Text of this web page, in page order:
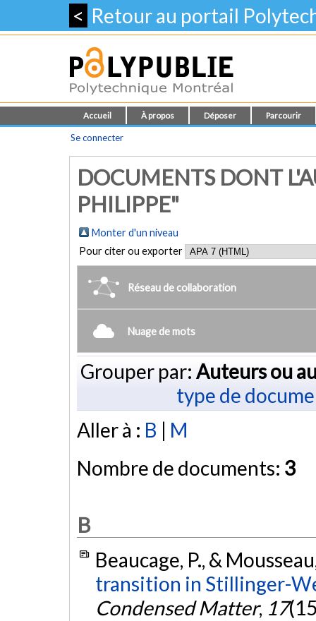
< Retour au portail
Accueil À propos Déposer Parcourir
Se connecter
DOCUMENTS DONT
PHILIPPE"
Monter d'un niveau
Pour citer ou exporter
Réseau de collaboration
Nuage de mots
Grouper par: Auteurs ou
type de
Aller à : B | M
Nombre de documents: 3
B
Beaucage, P., &
transition in Stillinger-
Condensed Matter, 17